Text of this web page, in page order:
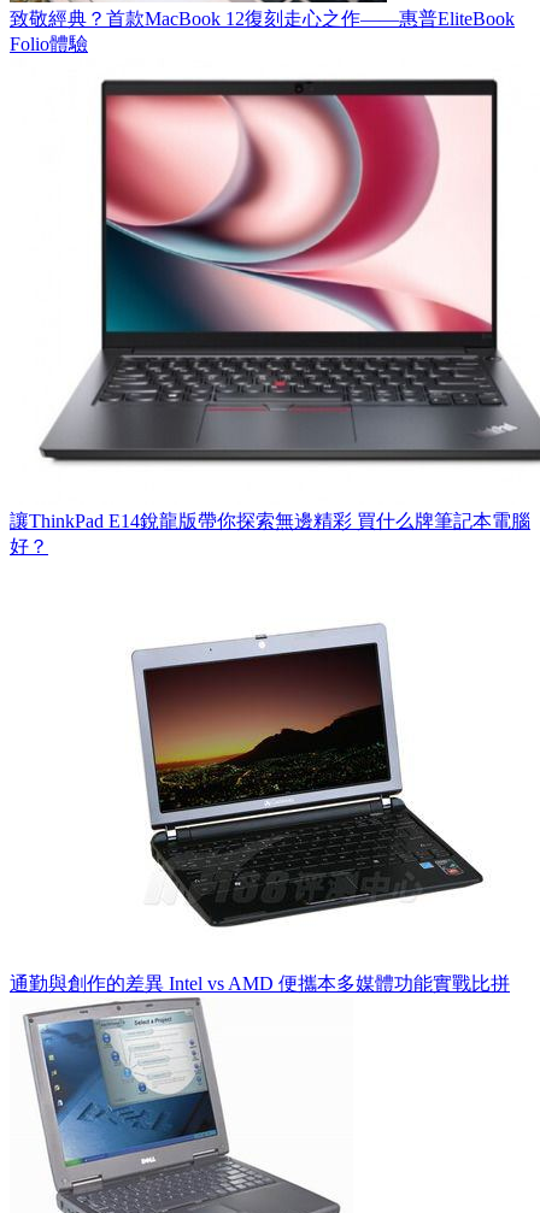
致敬經典？首款MacBook 12復刻走心之作——惠普EliteBook
Folio體驗
讓ThinkPad E14銳龍版帶你探索無邊精彩 買什么牌筆記本電腦
好？
通勤與創作的差異 Intel vs AMD 便攜本多媒體功能實戰比拼